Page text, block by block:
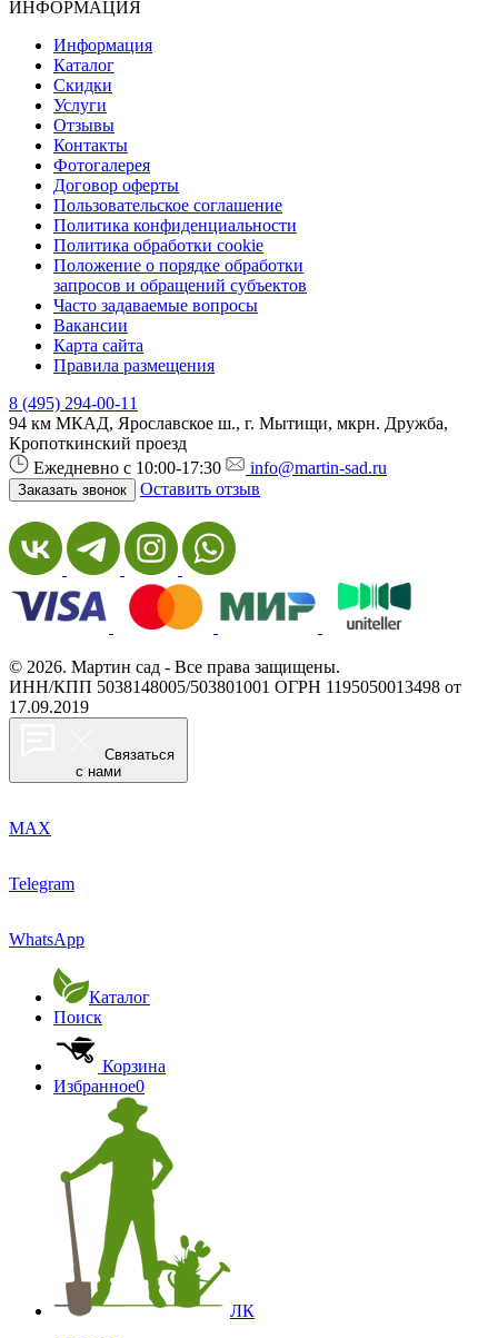
ИНФОРМАЦИЯ
Информация
Каталог
Скидки
Услуги
Отзывы
Контакты
Фотогалерея
Договор оферты
Пользовательское соглашение
Политика конфиденциальности
Политика обработки cookie
Положение о порядке обработки
запросов и обращений субъектов
Часто задаваемые вопросы
Вакансии
Карта сайта
Правила размещения
8 (495) 294-00-11
94 км МКАД, Ярославское ш., г. Мытищи, мкрн. Дружба,
Кропоткинский проезд
Ежедневно с 10:00-17:30
info@martin-sad.ru
Заказать звонок Оставить отзыв
© 2026. Мартин сад - Все права защищены.
ИНН/КПП 5038148005/503801001 ОГРН 1195050013498 от
17.09.2019
Связаться
с нами
MAX
Telegram
WhatsApp
Каталог
Поиск
Корзина
Избранное0
ЛК